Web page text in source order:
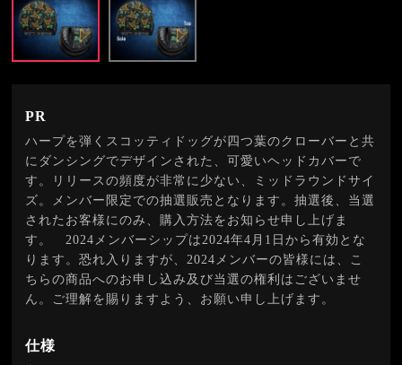
PR
ハープを弾くスコッティドッグが四つ葉のクローバーと共
にダンシングでデザインされた、可愛いヘッドカバーで
す。リリースの頻度が非常に少ない、ミッドラウンドサイ
ズ。メンバー限定での抽選販売となります。抽選後、当選
されたお客様にのみ、購入方法をお知らせ申し上げま
す。 2024メンバーシップは2024年4月1日から有効とな
ります。恐れ入りますが、2024メンバーの皆様には、こ
ちらの商品へのお申し込み及び当選の権利はございませ
ん。ご理解を賜りますよう、お願い申し上げます。
仕様